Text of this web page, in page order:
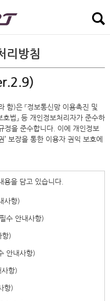
리방침
함)은 『정보통신망 이용촉진 및
호법』 등 개인정보처리자가 준수하
정을 준수합니다. 이에 개인정보
’ 보장을 통한 이용자 권익 보호에
용을 담고 있습니다.
사항)
수 안내사항)
항)
안내사항)
항)
항)